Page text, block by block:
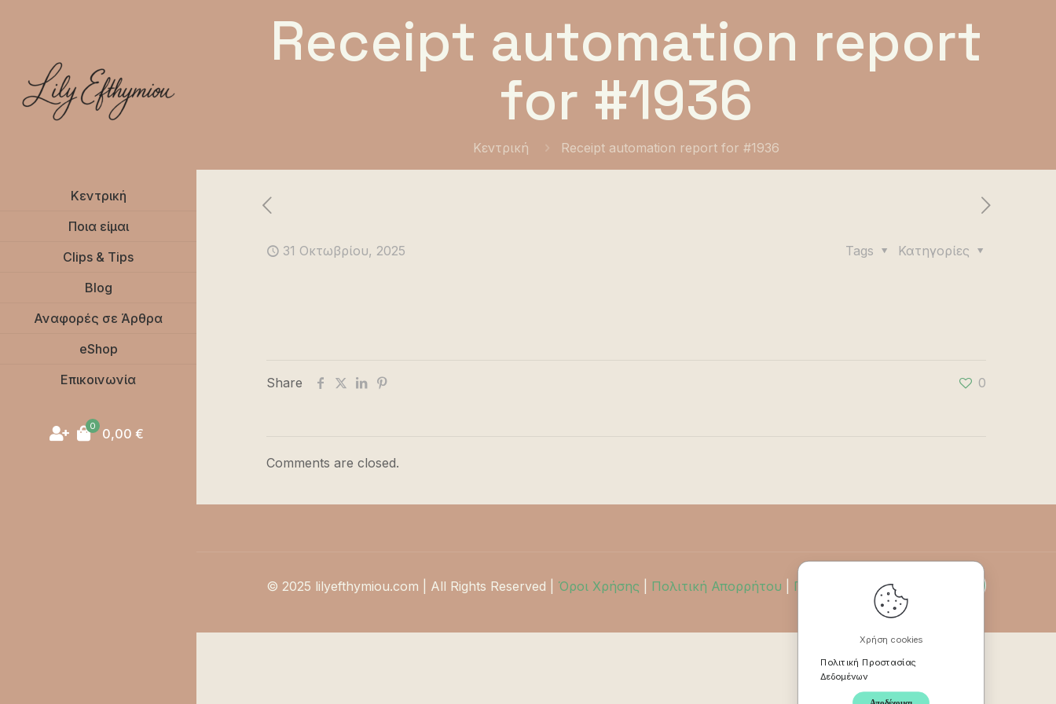
Κεντρική
Ποια είμαι
Clips & Tips
Blog
Αναφορές σε Άρθρα
eShop
Επικοινωνία
0 0,00 €
Receipt automation report
for #1936
Κεντρική Receipt automation report for #1936
31 Οκτωβρίου, 2025 Κατηγορίες
Tags
Share 0
Comments are closed.
© 2025 lilyefthymiou.com | All Rights Reserved | Όροι Χρήσης Πολιτική Απορρήτου Πολιτική Επιστροφών
Χρήση cookies
Πολιτική Προστασίας
Δεδομένων
Αποδέχομαι